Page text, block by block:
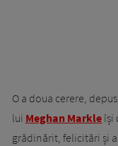
O a doua cerere,
lui Meghan Markleîși
grădinărit, felicitări și